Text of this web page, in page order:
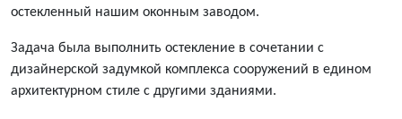
остекленный нашим оконным заводом.
Задача была выполнить остекление в сочетании с
дизайнерской задумкой комплекса сооружений в едином
архитектурном стиле с другими зданиями.